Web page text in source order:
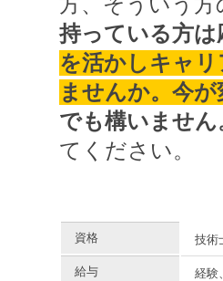
持っている方
を活かしキャ
ませんか。今
でも構いませ
てください。
資格 技術
給与 経験